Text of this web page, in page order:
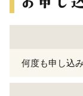
何度も申し込